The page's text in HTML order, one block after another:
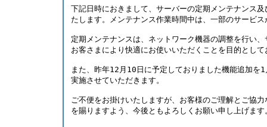
下記日時におきまして、サーバーの定期メンテナンス
たします。メンテナンス作業時間中は、一部のサービ
定期メンテナンスは、ネットワーク機器の調整を行い
お客さまにより快適にお使いいただくことを目的とし
また、昨年12月10日に予定しておりました機能追加を
実施させていただきます。
ご不便をお掛けいたしますが、お客様のご理解とご協
を賜りますよう、今後ともよろしくお願い申し上げま